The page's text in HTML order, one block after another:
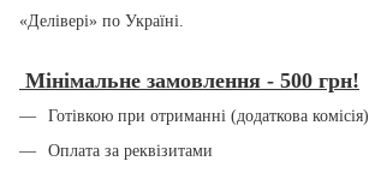
«Делівері» по Україні.
Мінімальне замовлення - 500 грн!
Готівкою при отриманні (додаткова комісія)
Оплата за реквізитами